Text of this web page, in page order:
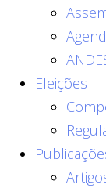
Eleições